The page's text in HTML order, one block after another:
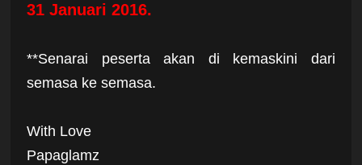
31 Januari 2016.
**Senarai peserta akan di kemaskini dari
semasa ke semasa.
With Love
Papaglamz